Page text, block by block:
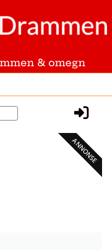
& omegn
ANNONSE